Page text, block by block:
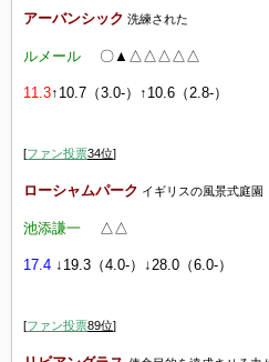
アーバンシック 洗練された
ルメール 〇▲△△△△△
11.3↑10.7（3.0-）↑10.6（2.8-）
[ファン投票34位]
ローシャムパーク イギリスの風景式庭園
池添謙一 △△
17.4 ↓19.3（4.0-）↓28.0（6.0-）
[ファン投票89位]